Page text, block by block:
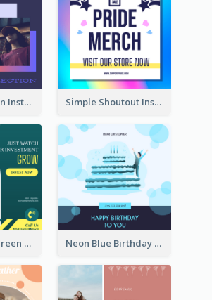
Trendy Fashion Instagram Post Design Template Simple Shoutout Instagram Post Design Idea
Professional Green Stock Instagram Post Design Neon Blue Birthday Cake Illustration Instagram Post